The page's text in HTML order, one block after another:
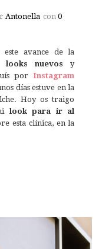
Antonella con 0
este avance de la
looks nuevos y
porInstagram
días estuve en la
Hoy os traigo
look para ir al
esta clínica, en la